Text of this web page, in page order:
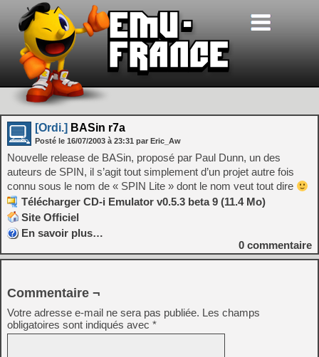
[Ordi.] BASin r7a
Posté le 16/07/2003 à 23:31 par Eric_Aw
Nouvelle release de BASin, proposé par Paul Dunn, un des
auteurs de SPIN, il s’agit tout simplement d’un projet autre fois
connu sous le nom de « SPIN Lite » dont le nom veut tout dire
Télécharger CD-i Emulator v0.5.3 beta 9 (11.4 Mo)
Site Officiel
En savoir plus…
0 commentaire
Commentaire ¬
Votre adresse e-mail ne sera pas publiée. Les champs
obligatoires sont indiqués avec *